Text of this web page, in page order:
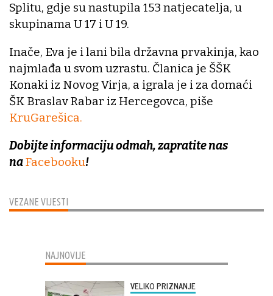
VEZANE VIJESTI
Splitu, gdje su nastupila 153 natjecatelja, u
skupinama U 17 i U 19.
Inače, Eva je i lani bila državna prvakinja, kao
najmlađa u svom uzrastu. Članica je ŠŠK
Konaki iz Novog Virja, a igrala je i za domaći
ŠK Braslav Rabar iz Hercegovca, piše
KruGarešica.
Dobijte informaciju odmah, zapratite nas
naFacebooku!
NAJNOVIJE
VELIKO PRIZNANJE